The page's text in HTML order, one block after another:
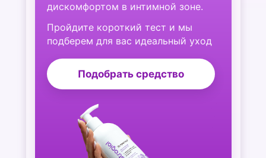
дискомфортом в интимной зоне.
Пройдите короткий тест и мы
подберем для вас идеальный уход
Подобрать средство